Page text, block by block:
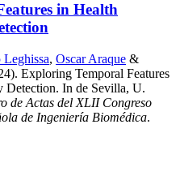
in Health
Leghissa, Oscar Araque &
Exploring Temporal Features
Detection. In de Sevilla, U.
de Actas del XLII Congreso
de Ingeniería Biomédica.